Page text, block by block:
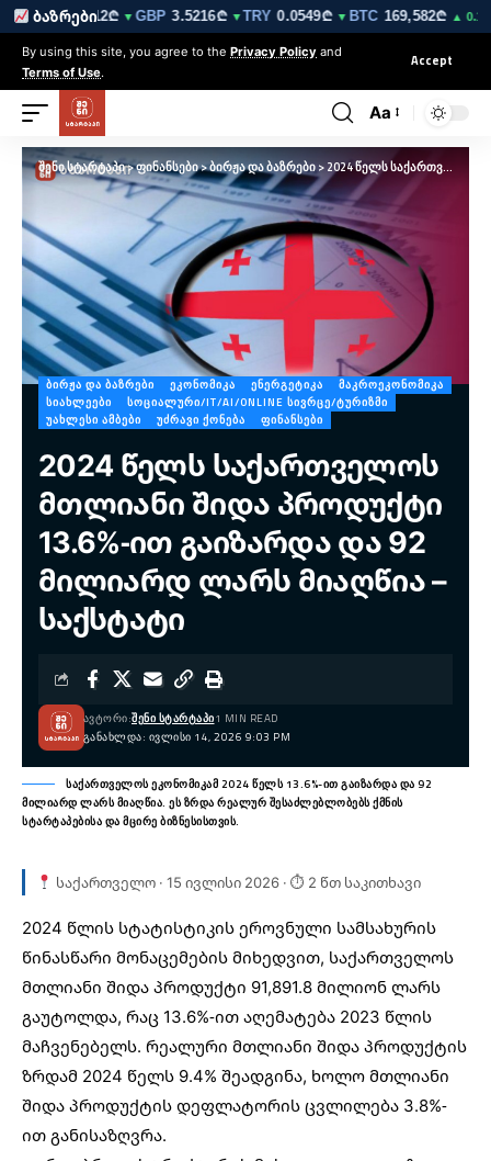
ბაზრები
▼EUR3.0212₾▼GBP3.5216₾▼TRY0.0549₾▼BTC169,582₾▲ 0.1%
By using this site, you agree to the Privacy Policy and
Terms of Use.
Accept
Aa
შენი სტარტაპი>ფინანსები>ბირჟა და ბაზრები>2024 წელს საქართველოს მთლიანი შიდა პროდუქტი 13.6%-ით გაიზარდა და 92 მილიარდ ლარს მიაღწია – საქსტატი
ᲑᲘᲠᲟᲐ ᲓᲐ ᲑᲐᲖᲠᲔᲑᲘ ᲔᲙᲝᲜᲝᲛᲘᲙᲐ ᲔᲜᲔᲠᲒᲔᲢᲘᲙᲐ
ᲛᲐᲙᲠᲝᲔᲙᲝᲜᲝᲛᲘᲙᲐ
ᲡᲘᲐᲮᲚᲔᲔᲑᲘ
ᲡᲝᲪᲘᲐᲚᲣᲠᲘ/IT/AI/ONLINE ᲡᲘᲕᲠᲪᲔ/ᲢᲣᲠᲘᲖᲛᲘ
ᲣᲐᲮᲚᲔᲡᲘ ᲐᲛᲑᲔᲑᲘ
ᲣᲫᲠᲐᲕᲘ ᲥᲝᲜᲔᲑᲐ ᲤᲘᲜᲐᲜᲡᲔᲑᲘ
2024 წელს საქართველოს
მთლიანი შიდა პროდუქტი
13.6%-ით გაიზარდა და 92
მილიარდ ლარს მიაღწია –
საქსტატი
ᲒᲐᲜᲐᲮᲚᲓᲐ: ᲘᲕᲚᲘᲡᲘ 14, 2026 9:03 PM
ᲐᲕᲢᲝᲠᲘ:ᲨᲔᲜᲘ ᲡᲢᲐᲠᲢᲐᲞᲘ1 MIN READ
საქართველოს ეკონომიკამ 2024 წელს 13.6%-ით გაიზარდა და 92
მილიარდ ლარს მიაღწია. ეს ზრდა რეალურ შესაძლებლობებს ქმნის
სტარტაპებისა და მცირე ბიზნესისთვის.
საქართველო · 15 ივლისი 2026 · ⏱ 2 წთ საკითხავი
2024 წლის სტატისტიკის ეროვნული სამსახურის
წინასწარი მონაცემების მიხედვით, საქართველოს
მთლიანი შიდა პროდუქტი 91,891.8 მილიონ ლარს
გაუტოლდა, რაც 13.6%-ით აღემატება 2023 წლის
მაჩვენებელს. რეალური მთლიანი შიდა პროდუქტის
ზრდამ 2024 წელს 9.4% შეადგინა, ხოლო მთლიანი
შიდა პროდუქტის დეფლატორის ცვლილება 3.8%-
ით განისაზღვრა.